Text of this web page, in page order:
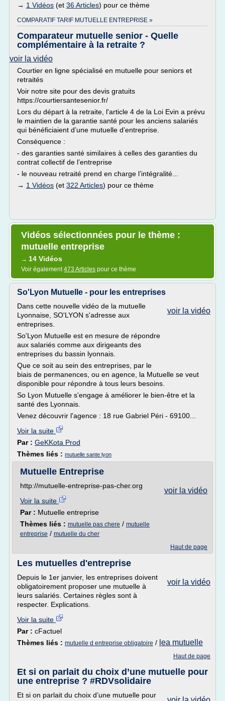
→ 1 Vidéos (et 36 Articles) pour ce thème
COMPARATIF TARIF MUTUELLE ENTREPRISE »
Comparateur mutuelle senior - Quelle
complémentaire à la retraite ?
voir la vidéo
Courtier en ligne spécialisé en mutuelle pour seniors et
retraités
Voir notre site pour des devis gratuits
https://courtiersantesenior.fr/
Lors du départ à la retraite, l'article 4 de la Loi Evin a prévu
le maintien de la garantie santé pour les anciens salariés
qui bénéficiaient d’une mutuelle d’entreprise.
Conséquence :
- des garanties santé similaires à celles des garanties du
contrat collectif de l’entreprise
- le nouveau retraité prend en charge l’intégralité...
→ 1 Vidéos (et 322 Articles) pour ce thème
Vidéos sélectionnées pour le thème :
mutuelle entreprise
→ 14 Vidéos
Voir également473 Articles pour ce thème
So'Lyon Mutuelle - pour les entreprises
voir la vidéo
Dans cette nouvelle vidéo de la mutuelle
Lyonnaise, SO'LYON s'adresse aux
entreprises.
So'Lyon Mutuelle est en mesure de répondre
aux salariés comme aux dirigeants des
entreprises du bassin lyonnais.
Que ce soit au sein des entreprises, par le
biais de permanences, ou en agence, la Mutuelle se veut
disponible pour répondre à tous leurs besoins.
So Lyon Mutuelle s'engage à améliorer le bien-être et la
santé des Lyonnais.
Venez découvrir l'agence : 18 rue Gabriel Péri - 69100...
Voir la suite
Par : GeKKota Prod
Thèmes liés : mutuelle sante lyon
Mutuelle Entreprise
voir la vidéo
http://mutuelle-entreprise-pas-cher.org
Voir la suite
Par : Mutuelle entreprise
Thèmes liés : mutuelle pas chere / mutuelle
entreprise / mutuelle du cher
Haut de page
Les mutuelles d'entreprise
voir la vidéo
Depuis le 1er janvier, les entreprises doivent
obligatoirement proposer une mutuelle à
leurs salariés. Certaines règles sont à
respecter. Explications.
Voir la suite
Par : cFactuel
Thèmes liés : mutuelle d entreprise obligatoire / lea mutuelle
Haut de page
Et si on parlait du choix d’une mutuelle pour
une entreprise ? #RDVsolidaire
Et si on parlait du choix d’une mutuelle pour